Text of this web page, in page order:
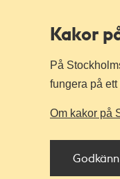
Kakor
På
fungera på ett
Om kakor på